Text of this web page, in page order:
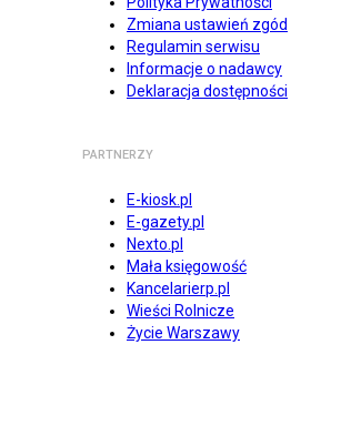
Zmiana ustawień zgód
Regulamin serwisu
Informacje o nadawcy
Deklaracja dostępności
PARTNERZY
E-kiosk.pl
E-gazety.pl
Nexto.pl
Mała księgowość
Kancelarierp.pl
Wieści Rolnicze
Życie Warszawy